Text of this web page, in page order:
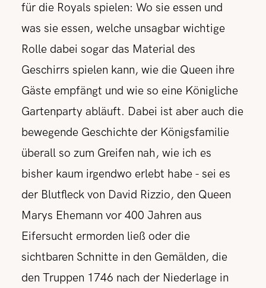
für die Royals spielen: Wo sie essen und
was sie essen, welche unsagbar wichtige
Rolle dabei sogar das Material des
Geschirrs spielen kann, wie die Queen ihre
Gäste empfängt und wie so eine Königliche
Gartenparty abläuft. Dabei ist aber auch die
bewegende Geschichte der Königsfamilie
überall so zum Greifen nah, wie ich es
bisher kaum irgendwo erlebt habe - sei es
der Blutfleck von David Rizzio, den Queen
Marys Ehemann vor 400 Jahren aus
Eifersucht ermorden ließ oder die
sichtbaren Schnitte in den Gemälden, die
den Truppen 1746 nach der Niederlage in